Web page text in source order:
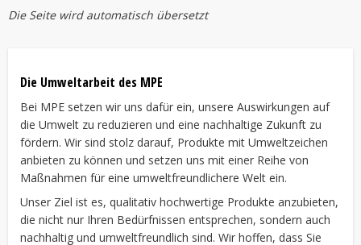
Die Seite wird automatisch übersetzt
Die Umweltarbeit des MPE
Bei MPE setzen wir uns dafür ein, unsere Auswirkungen auf
die Umwelt zu reduzieren und eine nachhaltige Zukunft zu
fördern. Wir sind stolz darauf, Produkte mit Umweltzeichen
anbieten zu können und setzen uns mit einer Reihe von
Maßnahmen für eine umweltfreundlichere Welt ein.
Unser Ziel ist es, qualitativ hochwertige Produkte anzubieten,
die nicht nur Ihren Bedürfnissen entsprechen, sondern auch
nachhaltig und umweltfreundlich sind. Wir hoffen, dass Sie